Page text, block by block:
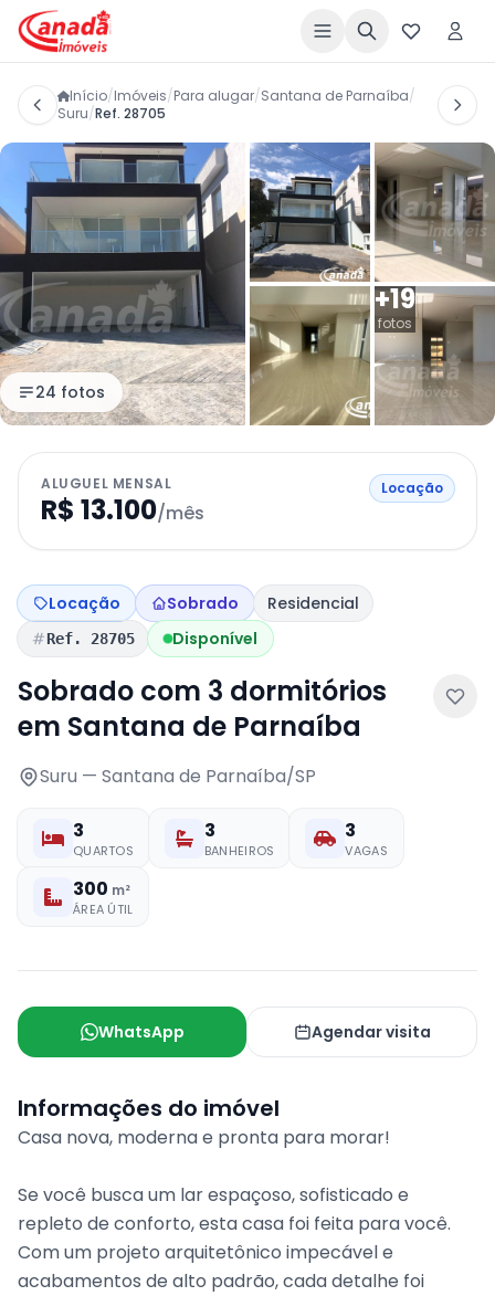
Início/Imóveis/Para alugar/Santana de Parnaíba/
Suru/Ref. 28705
+19
fotos
24 fotos
ALUGUEL MENSAL
R$ 13.100/mês
Locação
Locação Sobrado Residencial
Ref. 28705 Disponível
Sobrado com 3 dormitórios
em Santana de Parnaíba
Suru — Santana de Parnaíba/SP
3
QUARTOS
3
BANHEIROS
3
VAGAS
300 m²
ÁREA ÚTIL
WhatsApp Agendar visita
Informações do imóvel
Casa nova, moderna e pronta para morar!
Se você busca um lar espaçoso, sofisticado e
repleto de conforto, esta casa foi feita para você.
Com um projeto arquitetônico impecável e
acabamentos de alto padrão, cada detalhe foi